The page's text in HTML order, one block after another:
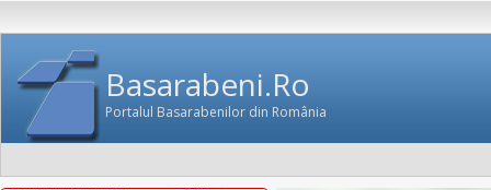
Basarabeni.Ro
Portalul Basarabenilor din România